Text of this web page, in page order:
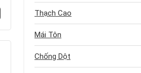
Thạch Cao
Mái Tôn
Chống Dột